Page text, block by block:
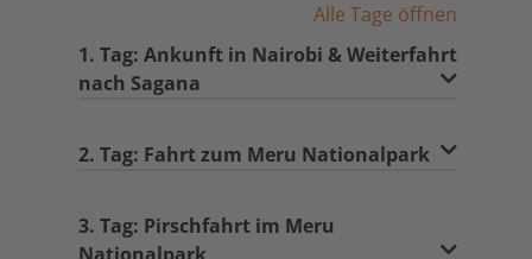
Alle Tage öffnen
1. Tag: Ankunft in Nairobi & Weiterfahrt
nach Sagana
2. Tag: Fahrt zum Meru Nationalpark
3. Tag: Pirschfahrt im Meru